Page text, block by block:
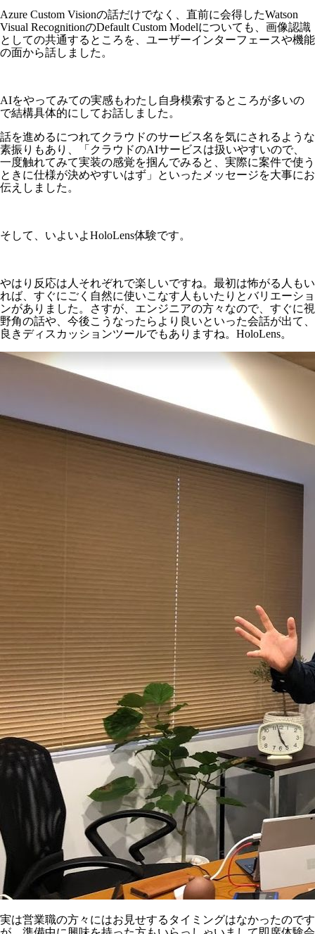
Azure Custom Visionの話だけでなく、直前に会得したWatson
Visual RecognitionのDefault Custom Modelについても、画像認識
としての共通するところを、ユーザーインターフェースや機能
の面から話しました。
AIをやってみての実感もわたし自身模索するところが多いの
で結構具体的にしてお話しました。
話を進めるにつれてクラウドのサービス名を気にされるような
素振りもあり、「クラウドのAIサービスは扱いやすいので、
一度触れてみて実装の感覚を掴んでみると、実際に案件で使う
ときに仕様が決めやすいはず」といったメッセージを大事にお
伝えしました。
そして、いよいよHoloLens体験です。
やはり反応は人それぞれで楽しいですね。最初は怖がる人もい
れば、すぐにごく自然に使いこなす人もいたりとバリエーショ
ンがありました。さすが、エンジニアの方々なので、すぐに視
野角の話や、今後こうなったらより良いといった会話が出て、
良きディスカッションツールでもありますね。HoloLens。
実は営業職の方々にはお見せするタイミングはなかったのです